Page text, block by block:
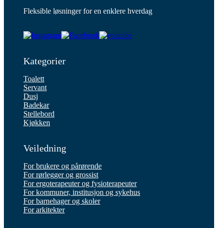
Fleksible løsninger for en enklere hverdag
Kategorier
Toalett
Servant
Dusj
Badekar
Stellebord
Kjøkken
Veiledning
For brukere og pårørende
For rørlegger og grossist
For ergoterapeuter og fysioterapeuter
For kommuner, institusjon og sykehus
For barnehager og skoler
For arkitekter